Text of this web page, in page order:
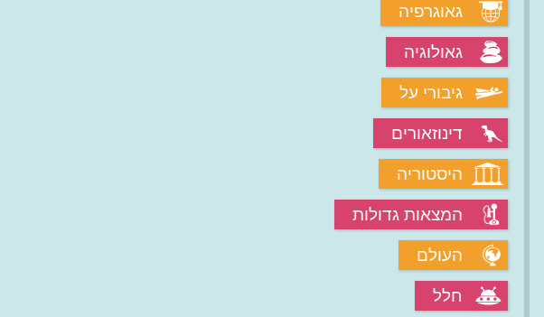
גאוגרפיה
גאולוגיה
גיבורי על
דינוזאורים
היסטוריה
המצאות גדולות
העולם
חלל